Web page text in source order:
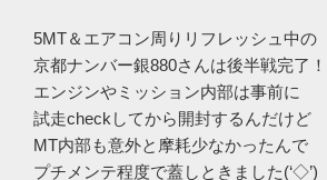
5MT＆エアコン周りリフレッシュ中の
京都ナンバー銀880さんは後半戦完了！
エンジンやミッション内部は事前に
試走checkしてから開封するんだけど
MT内部も意外と摩耗少なかったんで
プチメンテ程度で蓋しときました(‘◇’)ゞ